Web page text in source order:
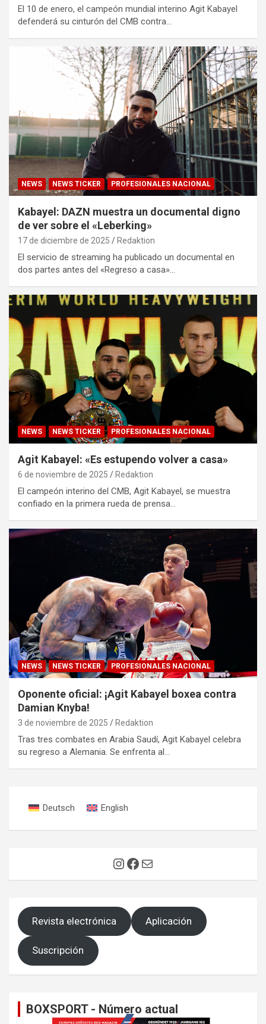
El 10 de enero, el campeón mundial interino Agit Kabayel
defenderá su cinturón del CMB contra…
NEWS NEWS TICKER PROFESIONALES NACIONAL
Kabayel: DAZN muestra un documental digno
de ver sobre el «Leberking»
17 de diciembre de 2025 Redaktion
El servicio de streaming ha publicado un documental en
dos partes antes del «Regreso a casa»…
NEWS NEWS TICKER PROFESIONALES NACIONAL
Agit Kabayel: «Es estupendo volver a casa»
6 de noviembre de 2025 Redaktion
El campeón interino del CMB, Agit Kabayel, se muestra
confiado en la primera rueda de prensa…
NEWS NEWS TICKER PROFESIONALES NACIONAL
Oponente oficial: ¡Agit Kabayel boxea contra
Damian Knyba!
3 de noviembre de 2025 Redaktion
Tras tres combates en Arabia Saudí, Agit Kabayel celebra
su regreso a Alemania. Se enfrenta al…
Deutsch English
Instagram
Facebook
Correo electrónico
Revista electrónica Aplicación
Suscripción
BOXSPORT - Número actual